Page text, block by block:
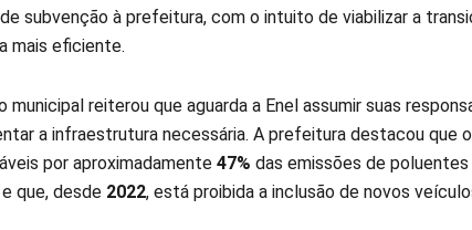
subvenção à prefeitura, com o intuito de viabilizar a
mais eficiente.
municipal reiterou que aguarda a Enel assumir suas
a infraestrutura necessária. A prefeitura destacou que
por aproximadamente 47% das emissões de
que, desde 2022, está proibida a inclusão de novos